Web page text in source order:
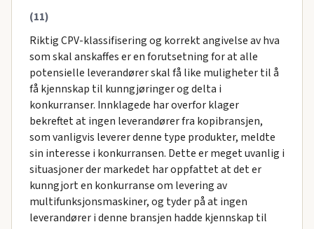
(11)
Riktig CPV-klassifisering og korrekt angivelse av hva
som skal anskaffes er en forutsetning for at alle
potensielle leverandører skal få like muligheter til å
få kjennskap til kunngjøringer og delta i
konkurranser. Innklagede har overfor klager
bekreftet at ingen leverandører fra kopibransjen,
som vanligvis leverer denne type produkter, meldte
sin interesse i konkurransen. Dette er meget uvanlig i
situasjoner der markedet har oppfattet at det er
kunngjort en konkurranse om levering av
multifunksjonsmaskiner, og tyder på at ingen
leverandører i denne bransjen hadde kjennskap til